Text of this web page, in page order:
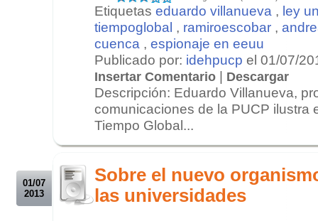
Etiquetas eduardo villanueva , ley
tiempoglobal , ramiroescobar ,
cuenca , espionaje en eeuu
Publicado por: idehpucp el 01/07/
Insertar Comentario | Descargar
Descripción: Eduardo Villanueva,
comunicaciones de la PUCP ilustra
Tiempo Global...
01/07
2013
Sobre el nuevo
las universidades